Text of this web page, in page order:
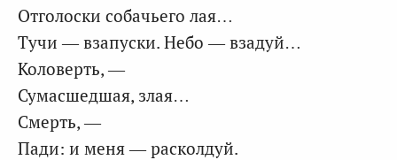
Отголоски собачьего лая…
Тучи — взапуски. Небо — взадуй…
Коловерть, —
Сумасшедшая, злая…
Смерть, —
Пади: и меня — расколдуй.